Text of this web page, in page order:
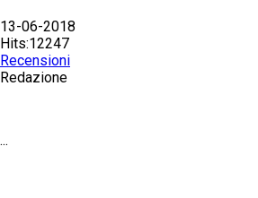
13-06-2018
Hits:12247
Recensioni
Redazione
...